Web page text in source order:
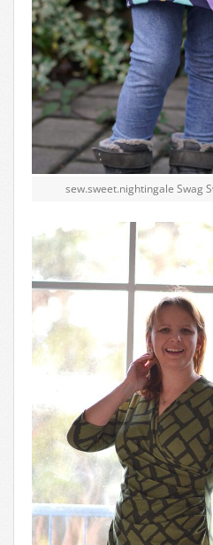
sew.sweet.nightingale Swag